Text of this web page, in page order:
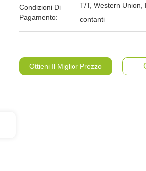
Condizioni Di
Pagamento:
T/T, Western Union,
contanti
Ottieni Il Miglior Prezzo